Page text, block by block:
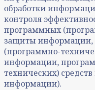
обработки
контроля
программных
защиты
(программно-
информации,
технических)
информации).